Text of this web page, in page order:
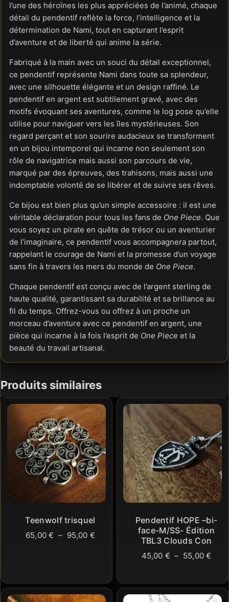
l’une des héroïnes les plus appréciées de l’animé, chaque
détail du pendentif reflète la force, l’intelligence et la
détermination de Nami, tout en capturant l’esprit
d’aventure et de liberté qui anime la série.
Fabriqué à la main avec un souci du détail exceptionnel,
ce pendentif représente Nami dans toute sa splendeur,
avec une silhouette élégante et un design raffiné. Le
pendentif en argent est subtilement gravé, avec des
motifs évoquant ses aventures, comme le log pose qu’elle
utilise pour naviguer vers les îles mystérieuses. Son
regard perçant et son sourire audacieux se transforment
en un bijou intemporel qui incarne non seulement son
rôle de navigatrice mais aussi son parcours de vie,
marqué par des épreuves, des trahisons, mais aussi une
indomptable volonté de se libérer et de suivre ses rêves.
Ce bijou est bien plus qu’un simple accessoire : il est une
véritable déclaration pour tous les fans de One Piece. Que
vous soyez un pirate en quête de trésor ou un aventurier
de l’imaginaire, ce pendentif vous accompagnera partout,
rappelant le courage de Nami et la promesse d’un voyage
sans fin à travers les mers du monde de One Piece.
Chaque pendentif est conçu avec de l’argent sterling de
haute qualité, garantissant sa durabilité et sa brillance au
fil du temps. Offrez-vous ou offrez à un proche un
morceau d’aventure avec ce pendentif en argent, une
pièce qui incarne à la fois l’esprit de One Piece et la
beauté du travail artisanal.
Produits similaires
Teenwolf trisquel
65,00€ – 95,00 €Plage
à
95,00 €
Pendentif HOPE –bi-
face-M/SS- Édition
TBL3 Clouds Con
45,00 € – 55,00€
prix :